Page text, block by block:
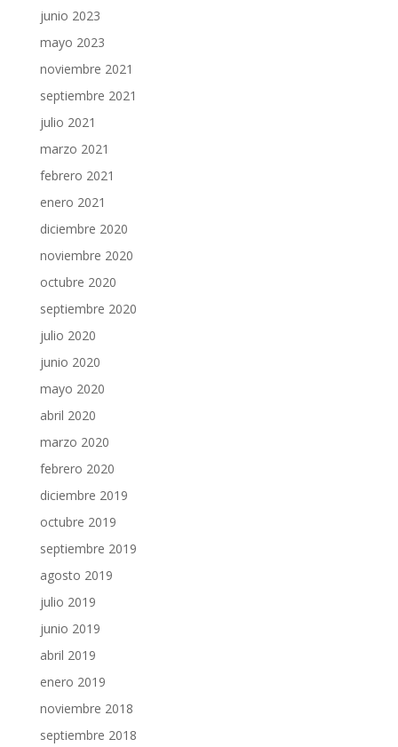
junio 2023
mayo 2023
noviembre 2021
septiembre 2021
julio 2021
marzo 2021
febrero 2021
enero 2021
diciembre 2020
noviembre 2020
octubre 2020
septiembre 2020
julio 2020
junio 2020
mayo 2020
abril 2020
marzo 2020
febrero 2020
diciembre 2019
octubre 2019
septiembre 2019
agosto 2019
julio 2019
junio 2019
abril 2019
enero 2019
noviembre 2018
septiembre 2018